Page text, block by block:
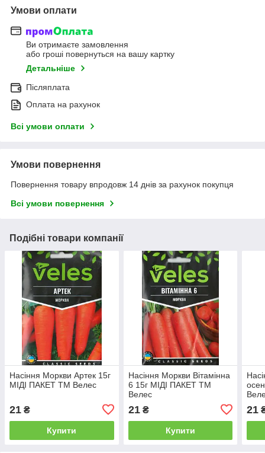
Умови оплати
Ви отримаєте замовлення
або гроші повернуться на вашу картку
Детальніше
Післяплата
Оплата на рахунок
Всі умови оплати
Умови повернення
Повернення товару впродовж 14 днів за рахунок покупця
Всі умови повернення
Подібні товари компанії
Насіння Моркви Артек 15г
МІДІ ПАКЕТ ТМ Велес
21 ₴
Купити
Насіння Моркви Вітамінна
6 15г МІДІ ПАКЕТ ТМ
Велес
21₴
Купити
21